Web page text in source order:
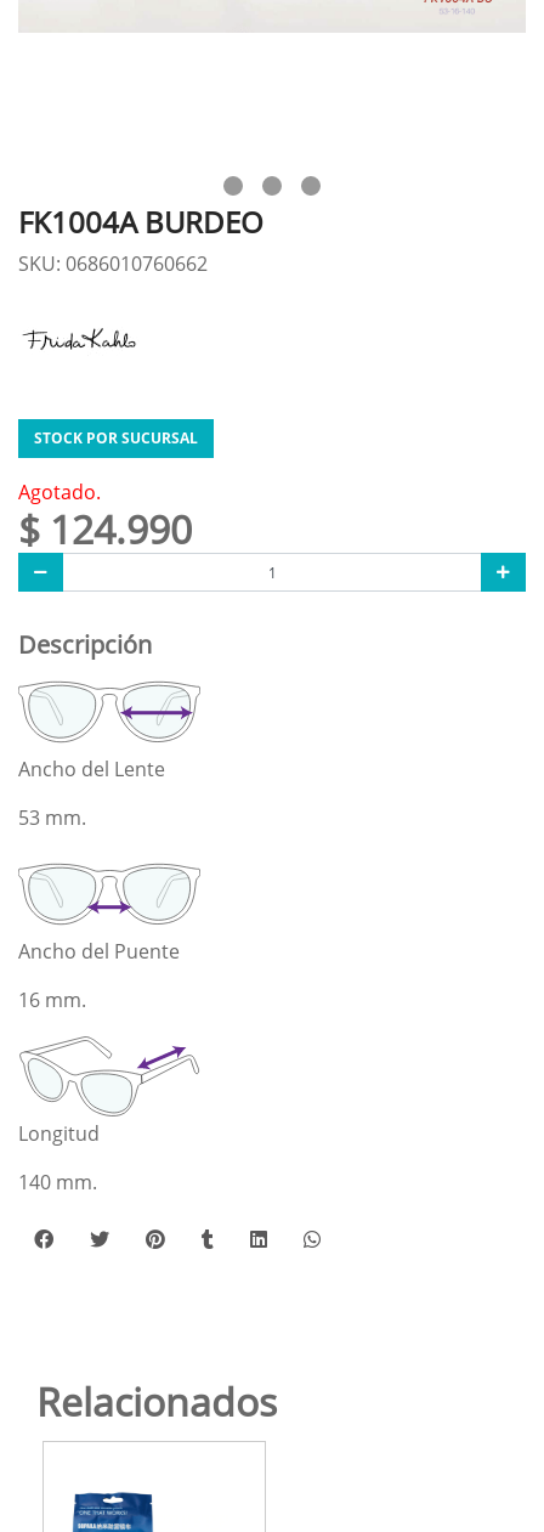
FK1004A BURDEO
SKU: 0686010760662
STOCK POR SUCURSAL
Agotado.
$ 124.990
Descripción
Ancho del Lente
53 mm.
Ancho del Puente
16 mm.
Longitud
140 mm.
Relacionados